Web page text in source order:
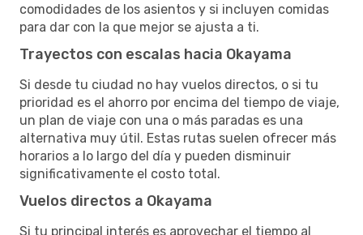
comodidades de los asientos y si incluyen comidas
para dar con la que mejor se ajusta a ti.
Trayectos con escalas hacia Okayama
Si desde tu ciudad no hay vuelos directos, o si tu
prioridad es el ahorro por encima del tiempo de viaje,
un plan de viaje con una o más paradas es una
alternativa muy útil. Estas rutas suelen ofrecer más
horarios a lo largo del día y pueden disminuir
significativamente el costo total.
Vuelos directos a Okayama
Si tu principal interés es aprovechar el tiempo al